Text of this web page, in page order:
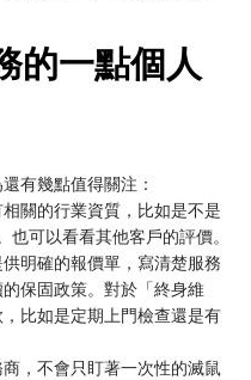
的一點個人
有幾點值得關注：
關的行業資質，比如是不是
可以看看其他客戶的評價。
供明確的報價單，寫清楚服務
保固政策。對於「終身維
比如是定期上門檢查還是有
商，不會只盯著一次性的滅鼠